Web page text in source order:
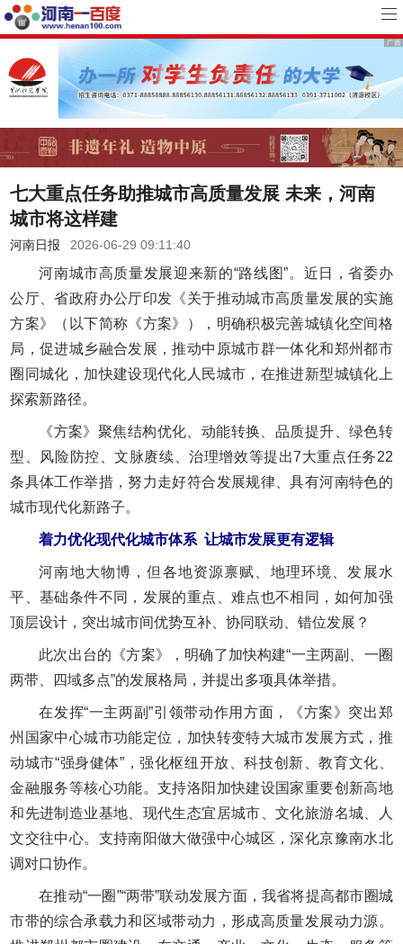
七大重点任务助推城市高质量发展 未来，河南
城市将这样建
河南日报 2026-06-29 09:11:40
河南城市高质量发展迎来新的“路线图”。近日，省委办
公厅、省政府办公厅印发《关于推动城市高质量发展的实施
方案》（以下简称《方案》），明确积极完善城镇化空间格
局，促进城乡融合发展，推动中原城市群一体化和郑州都市
圈同城化，加快建设现代化人民城市，在推进新型城镇化上
探索新路径。
《方案》聚焦结构优化、动能转换、品质提升、绿色转
型、风险防控、文脉赓续、治理增效等提出7大重点任务22
条具体工作举措，努力走好符合发展规律、具有河南特色的
城市现代化新路子。
着力优化现代化城市体系让城市发展更有逻辑
河南地大物博，但各地资源禀赋、地理环境、发展水
平、基础条件不同，发展的重点、难点也不相同，如何加强
顶层设计，突出城市间优势互补、协同联动、错位发展？
此次出台的《方案》，明确了加快构建“一主两副、一圈
两带、四域多点”的发展格局，并提出多项具体举措。
在发挥“一主两副”引领带动作用方面，《方案》突出郑
州国家中心城市功能定位，加快转变特大城市发展方式，推
动城市“强身健体”，强化枢纽开放、科技创新、教育文化、
金融服务等核心功能。支持洛阳加快建设国家重要创新高地
和先进制造业基地、现代生态宜居城市、文化旅游名城、人
文交往中心。支持南阳做大做强中心城区，深化京豫南水北
调对口协作。
在推动“一圈”“两带”联动发展方面，我省将提高都市圈城
市带的综合承载力和区域带动力，形成高质量发展动力源。